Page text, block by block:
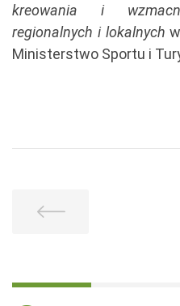
kreowania i
regionalnych i lokalnych
Ministerstwo Sportu i